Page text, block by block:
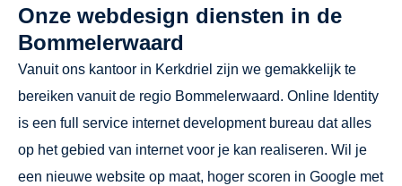
Onze webdesign diensten in de
Bommelerwaard
Vanuit ons kantoor in Kerkdriel zijn we gemakkelijk te
bereiken vanuit de regio Bommelerwaard. Online Identity
is een full service internet development bureau dat alles
op het gebied van internet voor je kan realiseren. Wil je
een nieuwe website op maat, hoger scoren in Google met